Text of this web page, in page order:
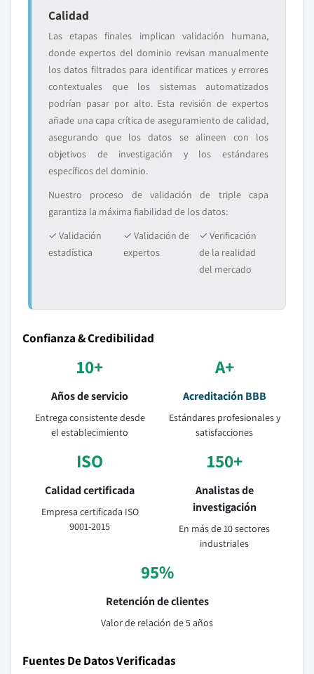
Calidad
Las etapas finales implican validación humana,
donde expertos del dominio revisan manualmente
los datos filtrados para identificar matices y errores
contextuales que los sistemas automatizados
podrían pasar por alto. Esta revisión de expertos
añade una capa crítica de aseguramiento de calidad,
asegurando que los datos se alineen con los
objetivos de investigación y los estándares
específicos del dominio.
Nuestro proceso de validación de triple capa
garantiza la máxima fiabilidad de los datos:
✓ Validación
estadística
✓ Validación de
expertos
✓ Verificación
de la realidad
del mercado
Confianza & Credibilidad
10+
Años de servicio
Entrega consistente desde
el establecimiento
A+
Acreditación BBB
Estándares profesionales y
satisfacciones
ISO
Calidad certificada
Empresa certificada ISO
9001-2015
150+
Analistas de
investigación
En más de 10 sectores
industriales
95%
Retención de clientes
Valor de relación de 5 años
Fuentes De Datos Verificadas